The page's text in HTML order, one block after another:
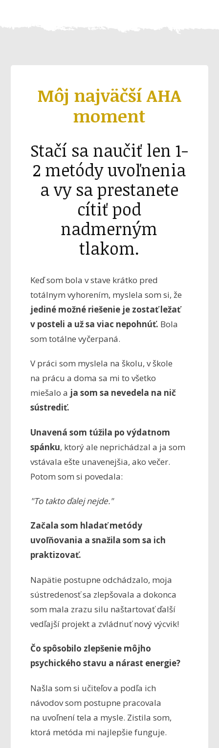
Môj najväčší AHA
moment
Stačí sa naučiť len 1-
2 metódy uvoľnenia
a vy sa prestanete
cítiť pod
nadmerným
tlakom.
Keď som bola v stave krátko pred
totálnym vyhorením, myslela som si, že
jediné možné riešenie je zostať ležať
v posteli a už sa viac nepohnúť. Bola
som totálne vyčerpaná.
V práci som myslela na školu, v škole
na prácu a doma sa mi to všetko
miešalo a ja som sa nevedela na nič
sústrediť.
Unavená som túžila po výdatnom
spánku, ktorý ale neprichádzal a ja som
vstávala ešte unavenejšia, ako večer.
Potom som si povedala:
"To takto ďalej nejde."
Začala som hladať metódy
uvoľňovania a snažila som sa ich
praktizovať.
Napätie postupne odchádzalo, moja
sústredenosť sa zlepšovala a dokonca
som mala zrazu silu naštartovať ďalší
vedľajší projekt a zvládnuť nový výcvik!
Čo spôsobilo zlepšenie môjho
psychického stavu a nárast energie?
Našla som si učiteľov a podľa ich
návodov som postupne pracovala
na uvoľnení tela a mysle. Zistila som,
ktorá metóda mi najlepšie funguje.